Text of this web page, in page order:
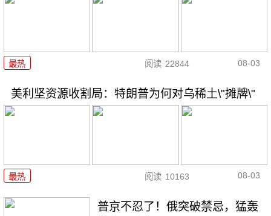
最热 阅读 22844 08-03
美利坚资源收割局：特朗普为何对乌稀土\"摊牌\"
最热 阅读 10163 08-03
普京不忍了！俄突破禁忌，猛轰